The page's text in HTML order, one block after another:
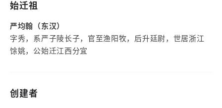
始迁祖
严均翰（东汉）
字秀，系严子陵长子，官至渔阳牧，后升廷尉，世居浙江
馀姚，公始迁江西分宜
创建者